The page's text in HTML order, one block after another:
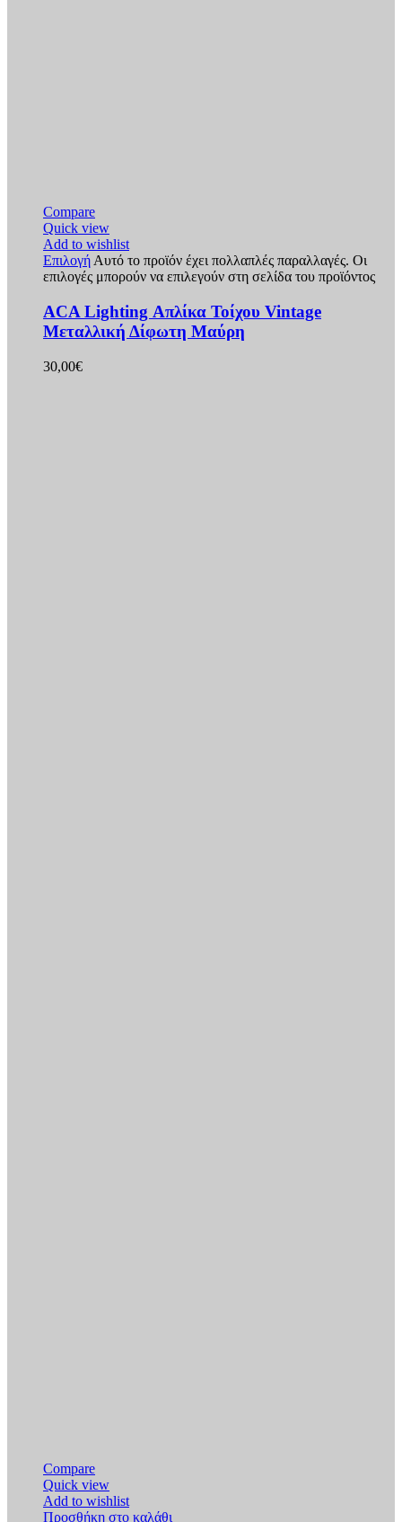
Compare
Quick view
Add to wishlist
Επιλογή Αυτό το προϊόν έχει πολλαπλές παραλλαγές. Οι
επιλογές μπορούν να επιλεγούν στη σελίδα του προϊόντος
ACA Lighting Απλίκα Τοίχου Vintage
Μεταλλική Δίφωτη Μαύρη
30,00€
Compare
Quick view
Add to wishlist
Προσθήκη στο καλάθι